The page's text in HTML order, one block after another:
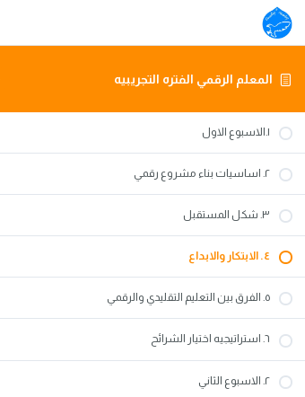
المعلم الرقمي الفتره التجريبيه
١.الاسبوع الاول
٢. اساسيات بناء مشروع رقمي
٣. شكل المستقبل
٤. الابتكار والابداع
٥. الفرق بين التعليم التقليدي والرقمي
٦. استراتيجيه اختيار الشرائح
٢. الاسبوع الثاني